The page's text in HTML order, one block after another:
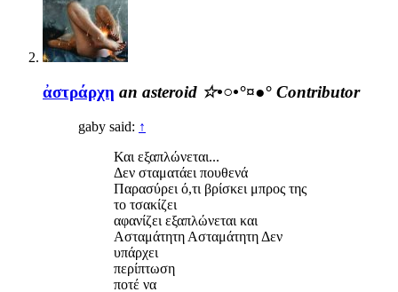
ἀστράρχη an asteroid ☆•○•°¤●° Contributor
gaby said: ↑
Και εξαπλώνεται...
Δεν σταματάει πουθενά
Παρασύρει ό,τι βρίσκει μπρος της
το τσακίζει
αφανίζει εξαπλώνεται και
Ασταμάτητη Ασταμάτητη Δεν
υπάρχει
περίπτωση
ποτέ να